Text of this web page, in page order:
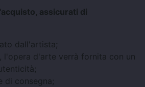
assicurati di
dall'artista;
l'opera d'arte verrà fornita con un
di consegna;